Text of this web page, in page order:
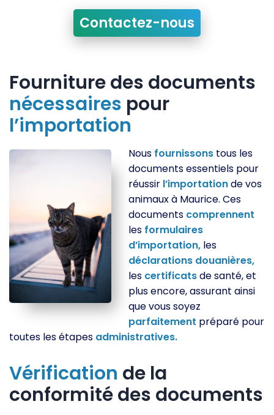
Contactez-nous
Fourniture des documents
nécessaires pour
l’importation
Nous fournissons tous les
documents essentiels pour
réussir l’importationde vos
animaux à Maurice. Ces
documents comprennent
les formulaires
d’importation, les
déclarations douanières,
les certificatsde santé, et
plus encore, assurant ainsi
que vous soyez
parfaitement préparé pour
toutes les étapes administratives.
Vérification de la
conformité des documents